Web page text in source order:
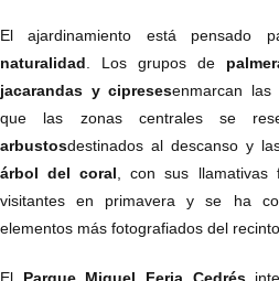
El ajardinamiento está pensado
naturalidad . Los grupos de
jacarandas y cipresesenmarcan las
que las zonas centrales se
arbustosdestinados al descanso y
árbol del coral , con sus
visitantes en primavera y se ha
elementos más fotografiados del recinto.